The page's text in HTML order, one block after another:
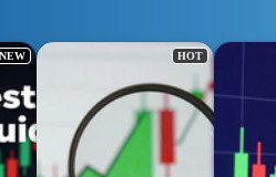
NEW HOT